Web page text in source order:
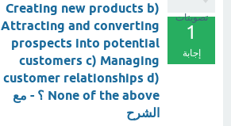
تصويتات
1
إجابة
Creating new products b)
Attracting and converting
prospects into potential
customers c) Managing
customer relationships d)
None of the above ؟ - مع
الشرح